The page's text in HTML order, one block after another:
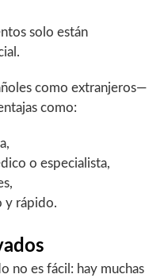
solo están
como extranjeros—
como:
o especialista,
y rápido.
no es fácil: hay muchas